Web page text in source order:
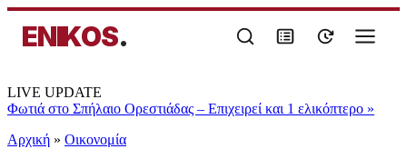
ENIKOS.
LIVE UPDATE
Φωτιά στο Σπήλαιο Ορεστιάδας – Επιχειρεί και 1 ελικόπτερο »
Αρχική » Oικονομία